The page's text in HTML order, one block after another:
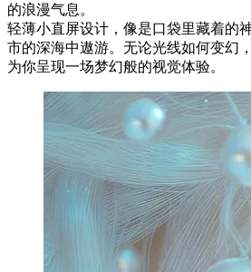
的浪漫气息。
轻薄小直屏设计，像是口袋里藏着的
市的深海中遨游。无论光线如何变幻
为你呈现一场梦幻般的视觉体验。